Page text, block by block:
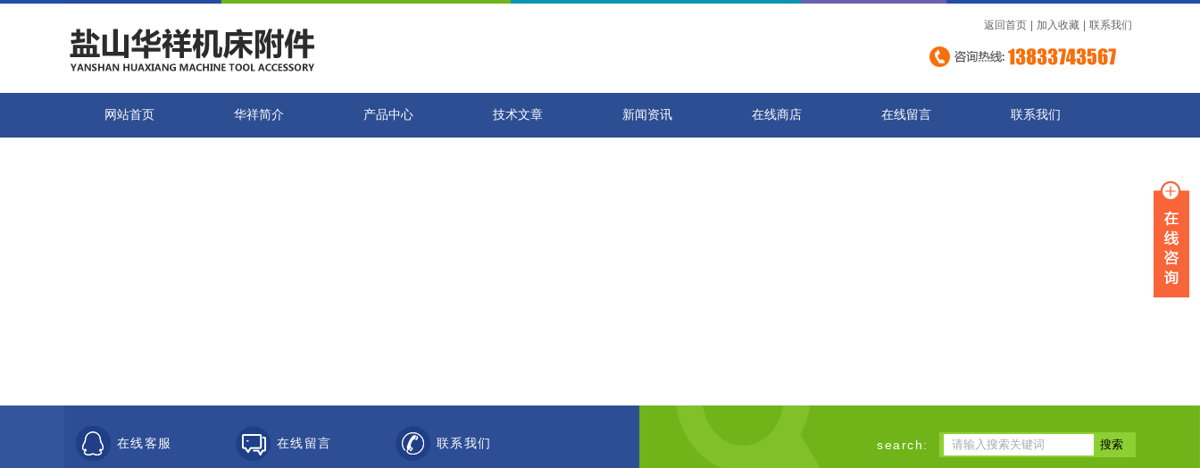
返回首页 加入收藏 联系我们
网站首页 华祥简介 产品中心 技术文章 新闻资讯 在线商店 在线留言 联系我们
在线客服 在线留言 联系我们 search: